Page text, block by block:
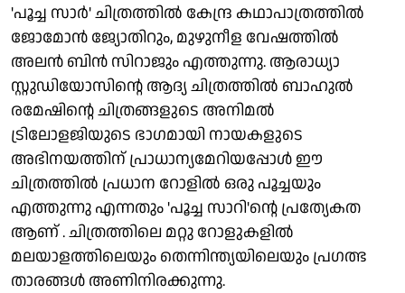
'പൂച്ച സാർ' ചിത്രത്തിൽ കേന്ദ്ര കഥാപാത്രത്തിൽ
ജോമോൻ ജ്യോതിറും, മുഴുനീള വേഷത്തിൽ
അലൻ ബിൻ സിറാജും എത്തുന്നു. ആരാധ്യാ
സ്റ്റുഡിയോസിന്റെ ആദ്യ ചിത്രത്തിൽ ബാഹുൽ
രമേഷിന്റെ ചിത്രങ്ങളുടെ അനിമൽ
ട്രിലോളജിയുടെ ഭാഗമായി നായകളുടെ
അഭിനയത്തിന് പ്രാധാന്യമേറിയപ്പോൾ ഈ
ചിത്രത്തിൽ പ്രധാന റോളിൽ ഒരു പൂച്ചയും
എത്തുന്നു എന്നതും 'പൂച്ച സാറി'ന്റെ പ്രത്യേകത
ആണ് . ചിത്രത്തിലെ മറ്റു റോളുകളിൽ
മലയാളത്തിലെയും തെന്നിന്ത്യയിലെയും പ്രഗത്ഭ
താരങ്ങൾ അണിനിരക്കുന്നു.